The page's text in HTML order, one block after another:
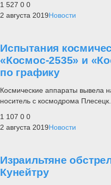
1 527 0 0
2 августа 2019Новости
Испытания
«Космос-2535» и
по графику
Космические аппараты вывела
носитель с космодрома Плесецк.
1 107 0 0
2 августа 2019Новости
Израильтяне
Кунейтру